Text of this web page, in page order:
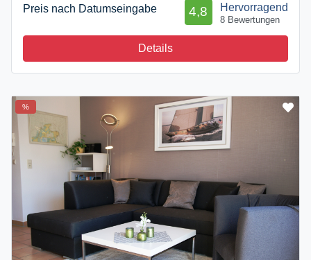
Preis nach Datumseingabe Hervorragend
4,8
8 Bewertungen
Details
%